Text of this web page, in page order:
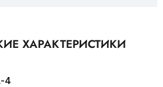
ХАРАКТЕРИСТИКИ
4